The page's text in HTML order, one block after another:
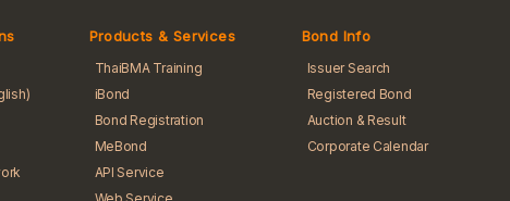
Products & Services
ThaiBMA Training
iBond
Bond Registration
MeBond
API Service
Bond Info
Issuer Search
Registered Bond
Auction & Result
Corporate Calendar